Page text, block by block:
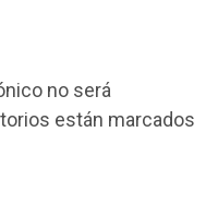
no será
están marcados